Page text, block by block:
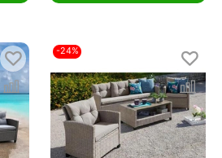
-24%